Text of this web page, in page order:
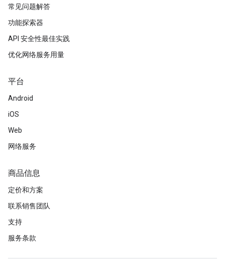
常见问题解答
功能探索器
API 安全性最佳实践
优化网络服务用量
平台
Android
iOS
Web
网络服务
商品信息
定价和方案
联系销售团队
支持
服务条款